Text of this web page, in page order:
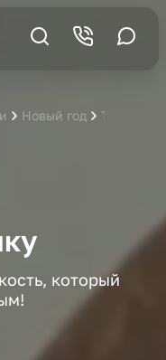
Новый год Тир
который